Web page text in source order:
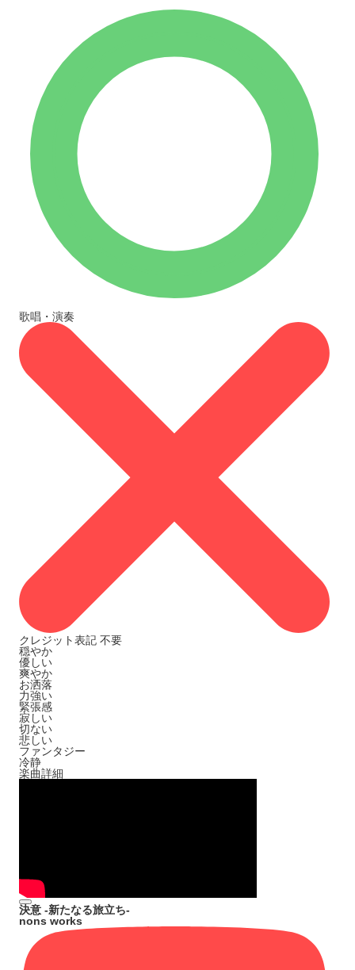
歌唱・演奏
クレジット表記 不要
穏やか
優しい
爽やか
お洒落
力強い
緊張感
寂しい
切ない
悲しい
ファンタジー
冷静
楽曲詳細
決意 -新たなる旅立ち-
nons works